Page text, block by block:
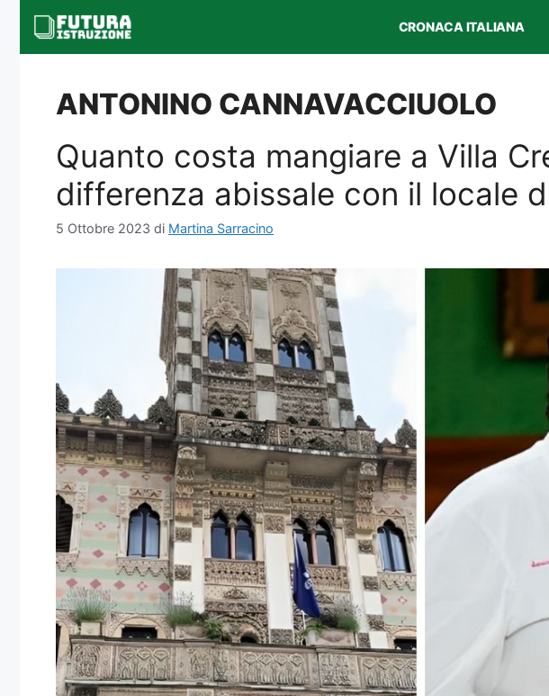
contenuto
CRONACA ITALIANA
ANTONINO CANNAVACCIUOLO
Quanto costa mangiare a Villa
differenza abissale con il locale
5 Ottobre 2023 di Martina Sarracino